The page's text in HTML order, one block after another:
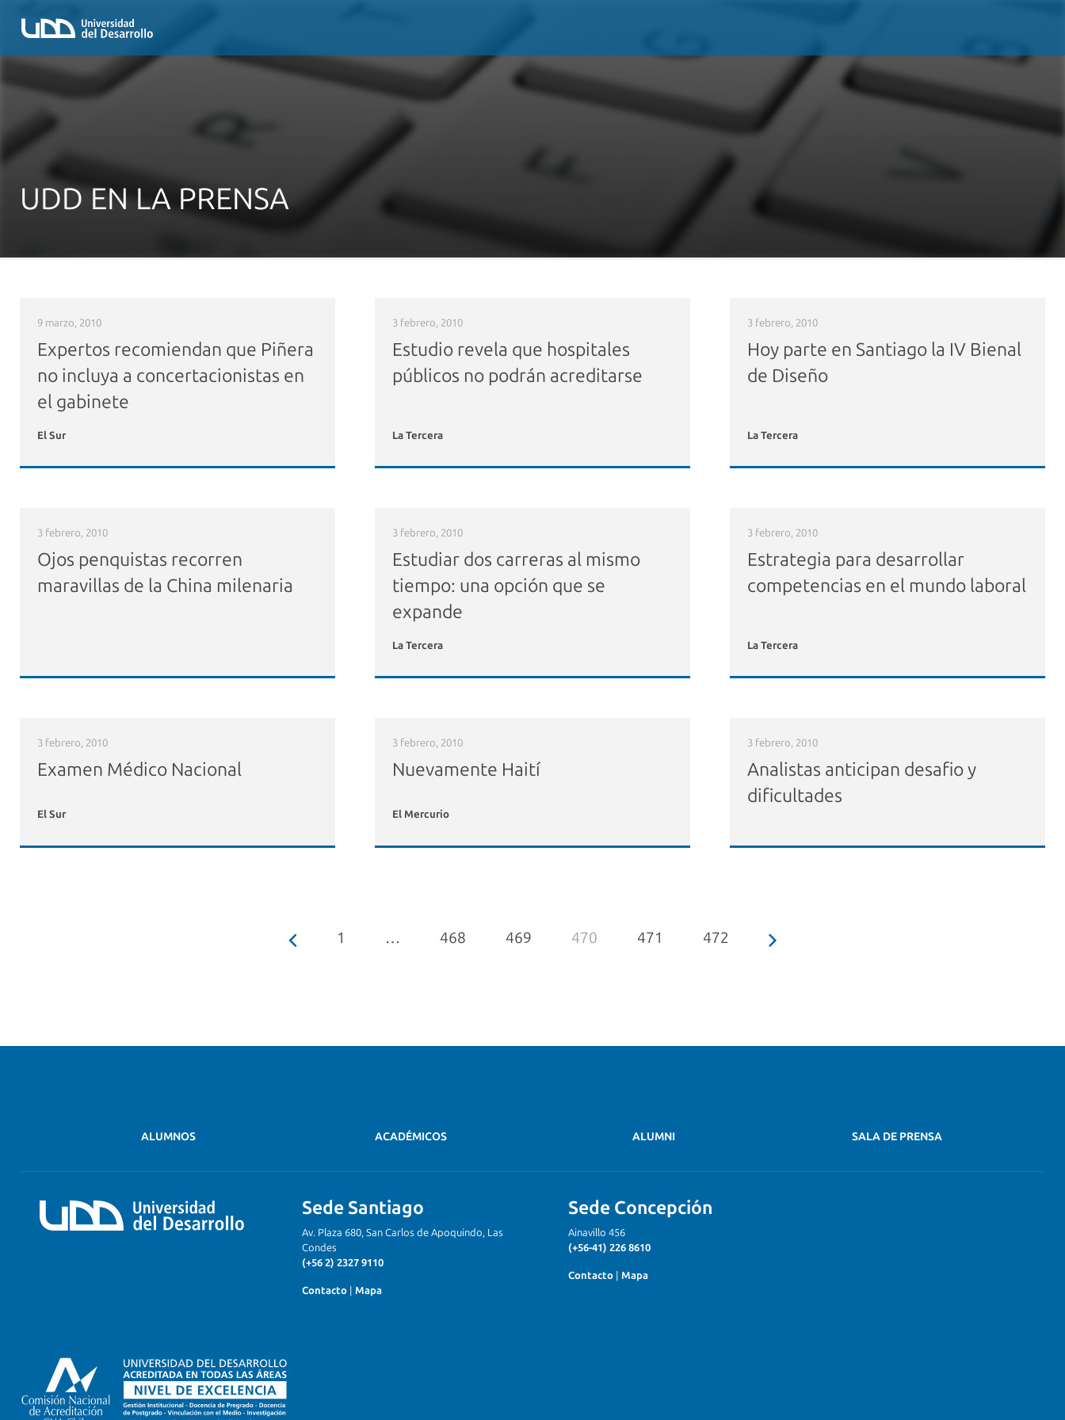
UDD EN LA PRENSA
9 marzo, 2010
Expertos recomiendan que Piñera
no incluya a concertacionistas en
el gabinete
El Sur
3 febrero, 2010
Estudio revela que hospitales
públicos no podrán acreditarse
La Tercera
3 febrero, 2010
Hoy parte en Santiago la IV Bienal
de Diseño
La Tercera
3 febrero, 2010
Ojos penquistas recorren
maravillas de la China milenaria
3 febrero, 2010
Estudiar dos carreras al mismo
tiempo: una opción que se
expande
La Tercera
3 febrero, 2010
Estrategia para desarrollar
competencias en el mundo laboral
La Tercera
3 febrero, 2010
Examen Médico Nacional
El Sur
3 febrero, 2010
Nuevamente Haití
El Mercurio
3 febrero, 2010
Analistas anticipan desafio y
dificultades
1 … 468 469 470 471 472
ALUMNOS ACADÉMICOS ALUMNI SALA DE PRENSA
Sede Santiago
Av. Plaza 680, San Carlos de Apoquindo, Las
Condes
(+56 2) 2327 9110
Contacto | Mapa
Sede Concepción
Ainavillo 456
(+56-41) 226 8610
Contacto | Mapa